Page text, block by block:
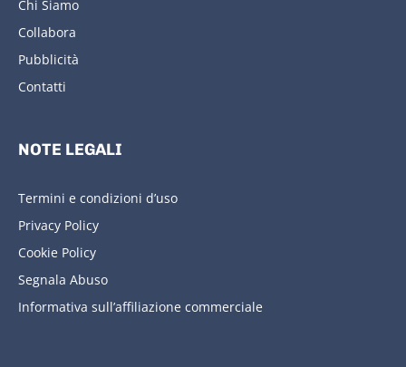
Chi Siamo
Collabora
Pubblicità
Contatti
NOTE LEGALI
Termini e condizioni d’uso
Privacy Policy
Cookie Policy
Segnala Abuso
Informativa sull’affiliazione commerciale